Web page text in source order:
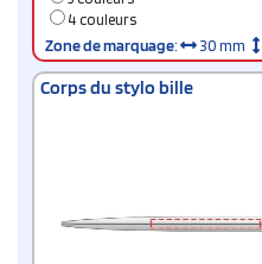
4 couleurs
Zone de marquage: 30 mm
Corps du stylo bille